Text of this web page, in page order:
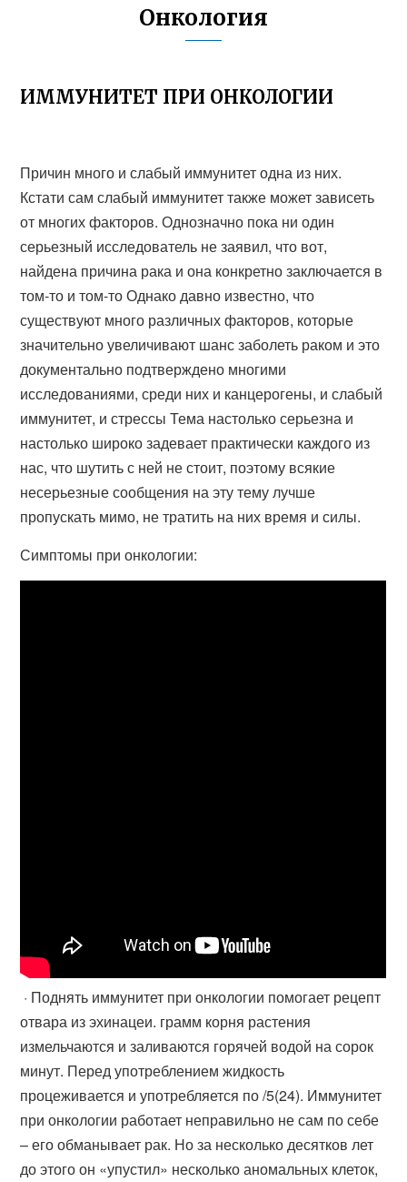
Онкология
ИММУНИТЕТ ПРИ ОНКОЛОГИИ
Причин много и слабый иммунитет одна из них.
Кстати сам слабый иммунитет также может зависеть
от многих факторов. Однозначно пока ни один
серьезный исследователь не заявил, что вот,
найдена причина рака и она конкретно заключается в
том-то и том-то Однако давно известно, что
существуют много различных факторов, которые
значительно увеличивают шанс заболеть раком и это
документально подтверждено многими
исследованиями, среди них и канцерогены, и слабый
иммунитет, и стрессы Тема настолько серьезна и
настолько широко задевает практически каждого из
нас, что шутить с ней не стоит, поэтому всякие
несерьезные сообщения на эту тему лучше
пропускать мимо, не тратить на них время и силы.
Симптомы при онкологии:
· Поднять иммунитет при онкологии помогает рецепт
отвара из эхинацеи. грамм корня растения
измельчаются и заливаются горячей водой на сорок
минут. Перед употреблением жидкость
процеживается и употребляется по /5(24). Иммунитет
при онкологии работает неправильно не сам по себе
– его обманывает рак. Но за несколько десятков лет
до этого он «упустил» несколько аномальных клеток,